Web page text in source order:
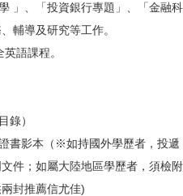
」、「投資銀行專題」、「金融科
輔導及研究等工作。
語課程。
錄）
書影本（※如持國外學歷者，投遞
件；如屬大陸地區學歷者，須檢附
封推薦信尤佳)